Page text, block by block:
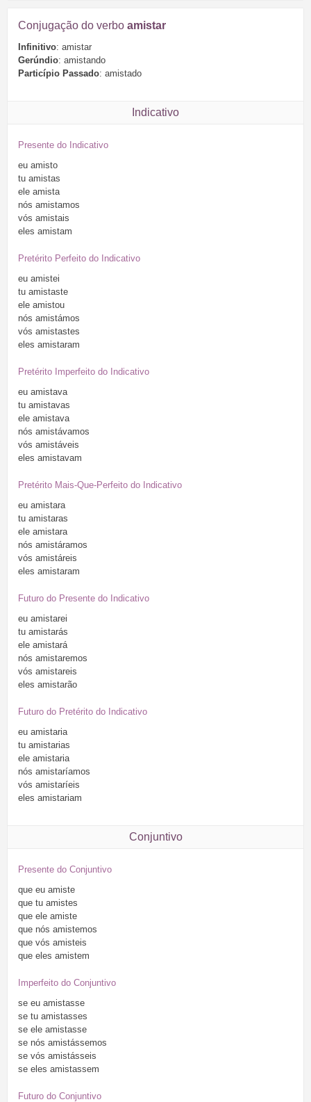
Conjugação do verbo amistar
Infinitivo: amistar
Gerúndio: amistando
Particípio Passado: amistado
Indicativo
Presente do Indicativo
eu amisto
tu amistas
ele amista
nós amistamos
vós amistais
eles amistam
Pretérito Perfeito do Indicativo
eu amistei
tu amistaste
ele amistou
nós amistámos
vós amistastes
eles amistaram
Pretérito Imperfeito do Indicativo
eu amistava
tu amistavas
ele amistava
nós amistávamos
vós amistáveis
eles amistavam
Pretérito Mais-Que-Perfeito do Indicativo
eu amistara
tu amistaras
ele amistara
nós amistáramos
vós amistáreis
eles amistaram
Futuro do Presente do Indicativo
eu amistarei
tu amistarás
ele amistará
nós amistaremos
vós amistareis
eles amistarão
Futuro do Pretérito do Indicativo
eu amistaria
tu amistarias
ele amistaria
nós amistaríamos
vós amistaríeis
eles amistariam
Conjuntivo
Presente do Conjuntivo
que eu amiste
que tu amistes
que ele amiste
que nós amistemos
que vós amisteis
que eles amistem
Imperfeito do Conjuntivo
se eu amistasse
se tu amistasses
se ele amistasse
se nós amistássemos
se vós amistásseis
se eles amistassem
Futuro do Conjuntivo